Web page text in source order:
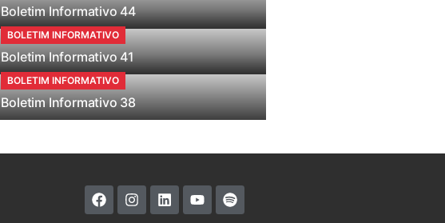
Boletim Informativo 44
BOLETIM INFORMATIVO
Boletim Informativo 41
BOLETIM INFORMATIVO
Boletim Informativo 38